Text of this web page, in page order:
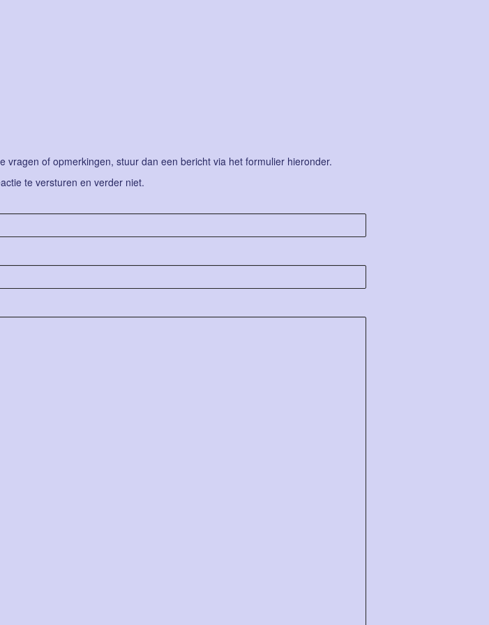
vragen of opmerkingen, stuur dan een bericht via het formulier hieronder.
te versturen en verder niet.